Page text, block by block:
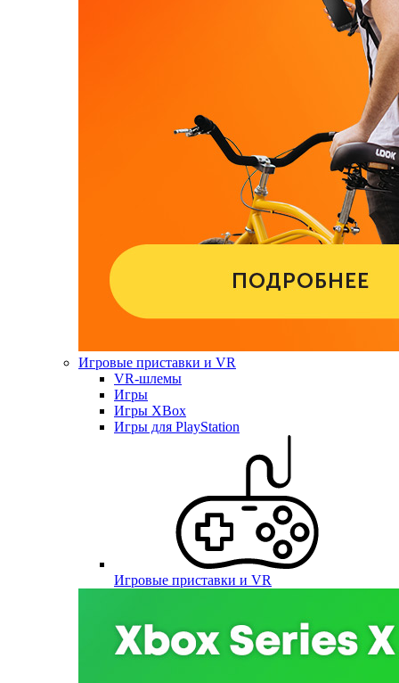
Игровые приставки и VR
VR-шлемы
Игры
Игры XBox
Игры для PlayStation
Игровые приставки и VR